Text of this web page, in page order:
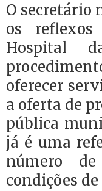
O secretário
os reflexos
Hospital
oferecer
a oferta de
pública
já é uma
número
condições